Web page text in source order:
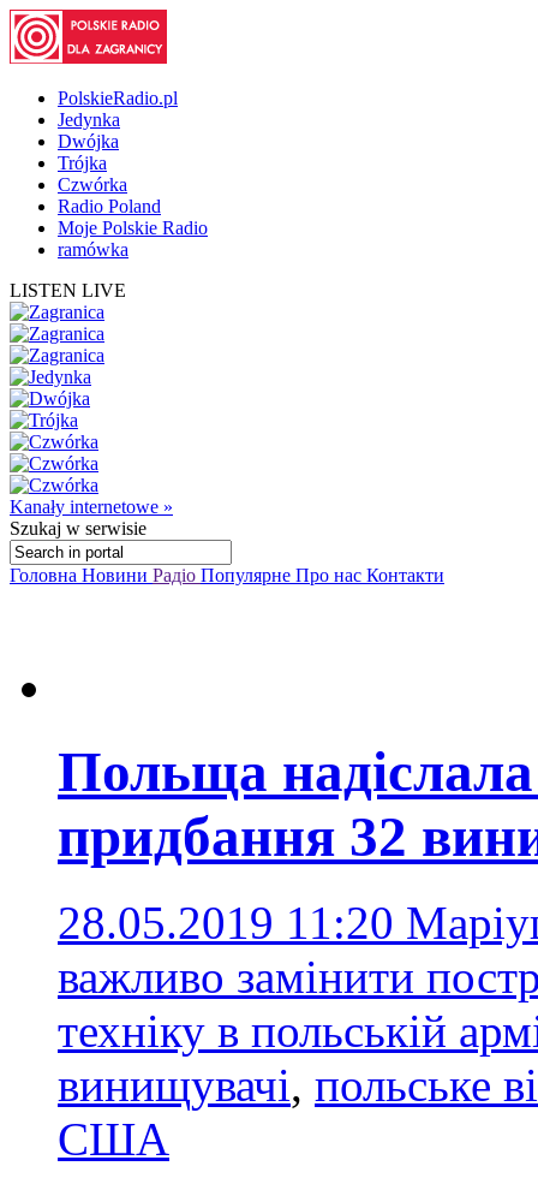
PolskieRadio.pl
Jedynka
Dwójka
Trójka
Czwórka
Radio Poland
Moje Polskie Radio
ramówka
LISTEN LIVE
Kanały internetowe »
Szukaj w serwisie
Головна Новини Радіо Популярне Про нас Контакти
Польща
придбання 32
28.05.2019 11:20
важливо замінити
техніку в польській
винищувачі, польське
США